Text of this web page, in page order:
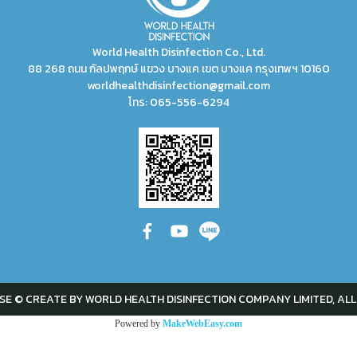
World Health Disinfection Co., Ltd.
88 268 ถนน กัลปพฤกษ์ แขวง บางแค เขต บางแค กรุงเทพฯ 10160
worldhealthdisinfection@gmail.com
โทร:065-556-6294
© CREATE BY WORLD HEALTH DISINFECTION COMPANY LIMITED,
Powered by MakeWebEasy.com